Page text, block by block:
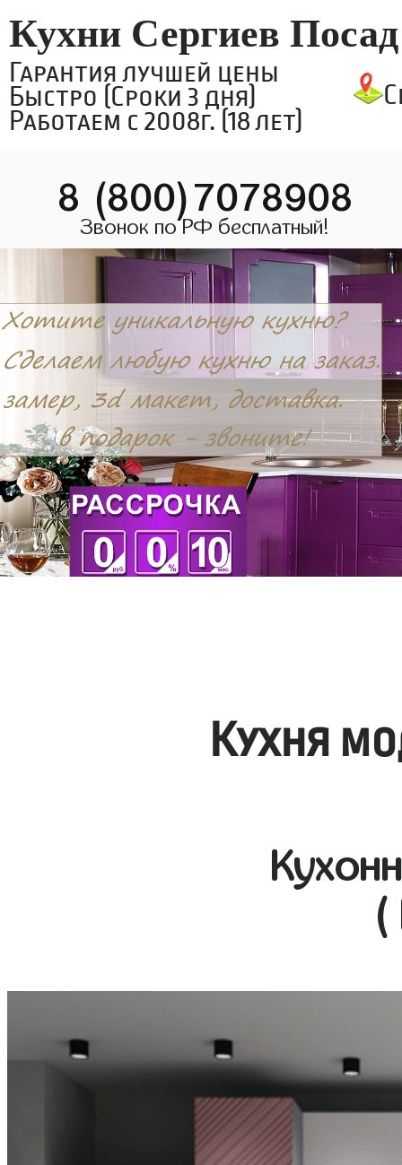
Кухни Сергиев Посад
Гарантия лучшей цены
Быстро (Сроки 3 дня)
Работаем с 2008г. (18 лет)
8 (800)7078908
Звонок по РФ бесплатный!
Кухня
(